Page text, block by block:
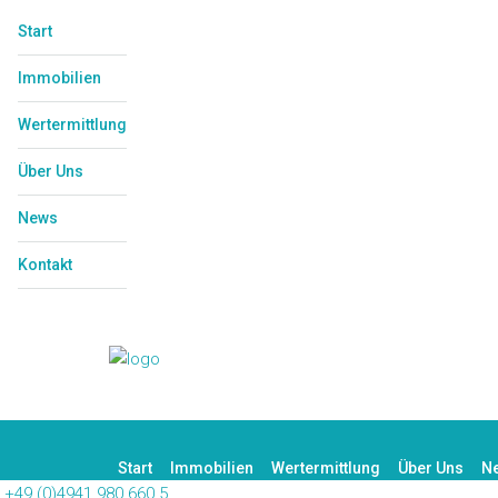
Start
Immobilien
Wertermittlung
Über Uns
News
Kontakt
Start Immobilien Wertermittlung Über Uns
+49 (0)4941 980 660 5